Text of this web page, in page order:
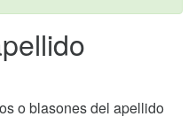
o blasones del apellido